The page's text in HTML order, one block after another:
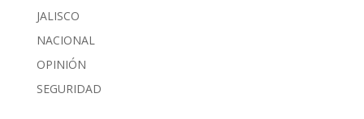
JALISCO
NACIONAL
OPINIÓN
SEGURIDAD